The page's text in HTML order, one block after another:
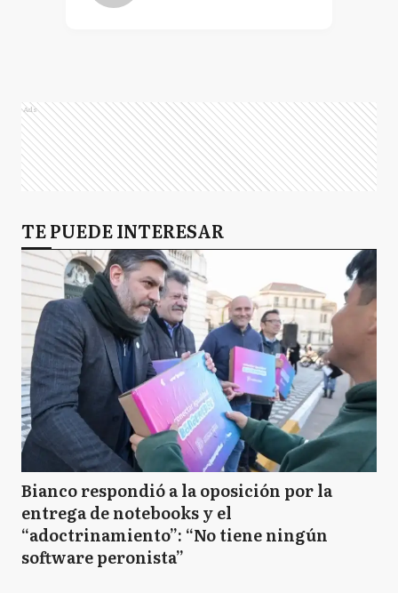
Ads
TE PUEDE INTERESAR
Bianco respondió a la oposición por la
entrega de notebooks y el
“adoctrinamiento”: “No tiene ningún
software peronista”